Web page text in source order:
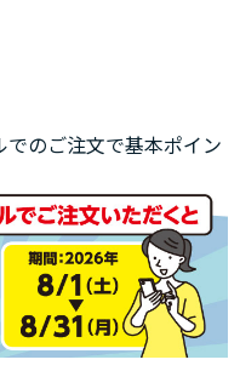
でのご注文で基本ポイン